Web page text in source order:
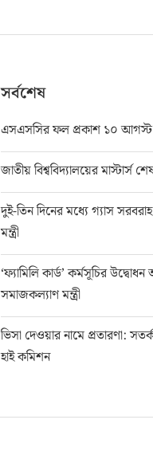
সর্বশেষ
এসএসসির ফল প্রকাশ ১০ আগস্ট
জাতীয় বিশ্ববিদ্যালয়ের মাস্টার্স
দুই-তিন দিনের মধ্যে গ্যাস সরবরাহ
মন্ত্রী
‘ফ্যামিলি কার্ড’ কর্মসূচির
সমাজকল্যাণ মন্ত্রী
ভিসা দেওয়ার নামে প্রতারণা:
হাই কমিশন